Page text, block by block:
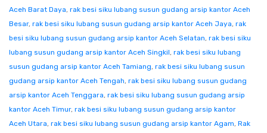
Aceh Barat Daya, rak besi siku lubang susun gudang arsip kantor Aceh
Besar, rak besi siku lubang susun gudang arsip kantor Aceh Jaya, rak
besi siku lubang susun gudang arsip kantor Aceh Selatan, rak besi siku
lubang susun gudang arsip kantor Aceh Singkil, rak besi siku lubang
susun gudang arsip kantor Aceh Tamiang, rak besi siku lubang susun
gudang arsip kantor Aceh Tengah, rak besi siku lubang susun gudang
arsip kantor Aceh Tenggara, rak besi siku lubang susun gudang arsip
kantor Aceh Timur, rak besi siku lubang susun gudang arsip kantor
Aceh Utara, rak besi siku lubang susun gudang arsip kantor Agam, Rak